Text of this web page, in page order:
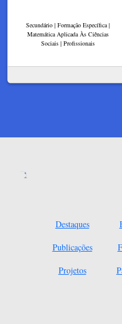
Secundário | Formação Específica |
Matemática Aplicada Às Ciências
Sociais | Profissionais
Destaques
Publicações
Projetos